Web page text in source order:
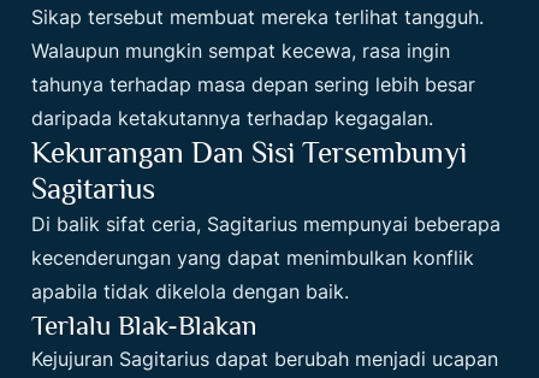
Sikap tersebut membuat mereka terlihat tangguh.
Walaupun mungkin sempat kecewa, rasa ingin
tahunya terhadap masa depan sering lebih besar
daripada ketakutannya terhadap kegagalan.
Kekurangan Dan Sisi Tersembunyi
Sagitarius
Di balik sifat ceria, Sagitarius mempunyai beberapa
kecenderungan yang dapat menimbulkan konflik
apabila tidak dikelola dengan baik.
Terlalu Blak-Blakan
Kejujuran Sagitarius dapat berubah menjadi ucapan